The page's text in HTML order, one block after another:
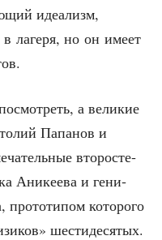
иде­а­лизм,
лаге­ря, но он име­ет
а вели­кие
Папа­нов и
вто­ро­сте­
Ани­ке­е­ва и гени­
про­то­ти­пом кото­ро­го
шестидесятых.